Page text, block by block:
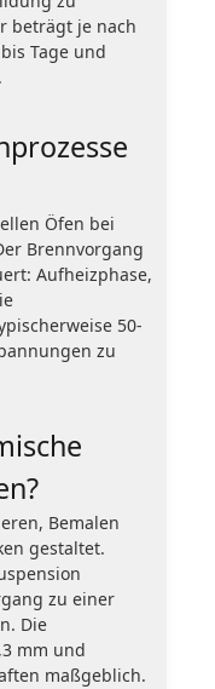
beträgt je nach
Tage und
Öfen bei
Brennvorgang
Aufheizphase,
50-
zu
Bemalen
gestaltet.
zu einer
Die
mm und
maßgeblich.